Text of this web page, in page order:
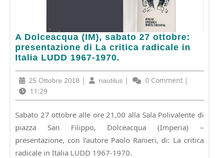
A Dolceacqua (IM), sabato 27 ottobre:
presentazione di La critica radicale in
Italia LUDD 1967-1970.
A
Dolceacqua
(IM),
27
ottobre:
presentazione
La
critica
radicale
25 Ottobre 2018 25
2018
| nautilus nautilus
| 0 Comment |
11:29
Sabato 27 ottobre alle ore 21,00 alla Sala Polivalente di
piazza San Filippo, Dolceacqua (Imperia) –
presentazione, con l’autore Paolo Ranieri, di: La critica
radicale in Italia LUDD 1967-1970.